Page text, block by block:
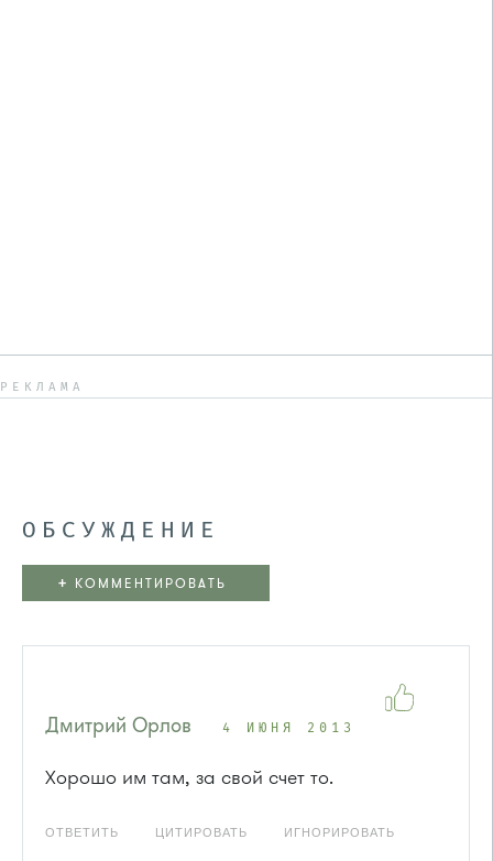
РЕКЛАМА
ОБСУЖДЕНИЕ
+ КОММЕНТИРОВАТЬ
Дмитрий Орлов 4 ИЮНЯ 2013
Хорошо им там, за свой счет то.
ОТВЕТИТЬ ЦИТИРОВАТЬ ИГНОРИРОВАТЬ